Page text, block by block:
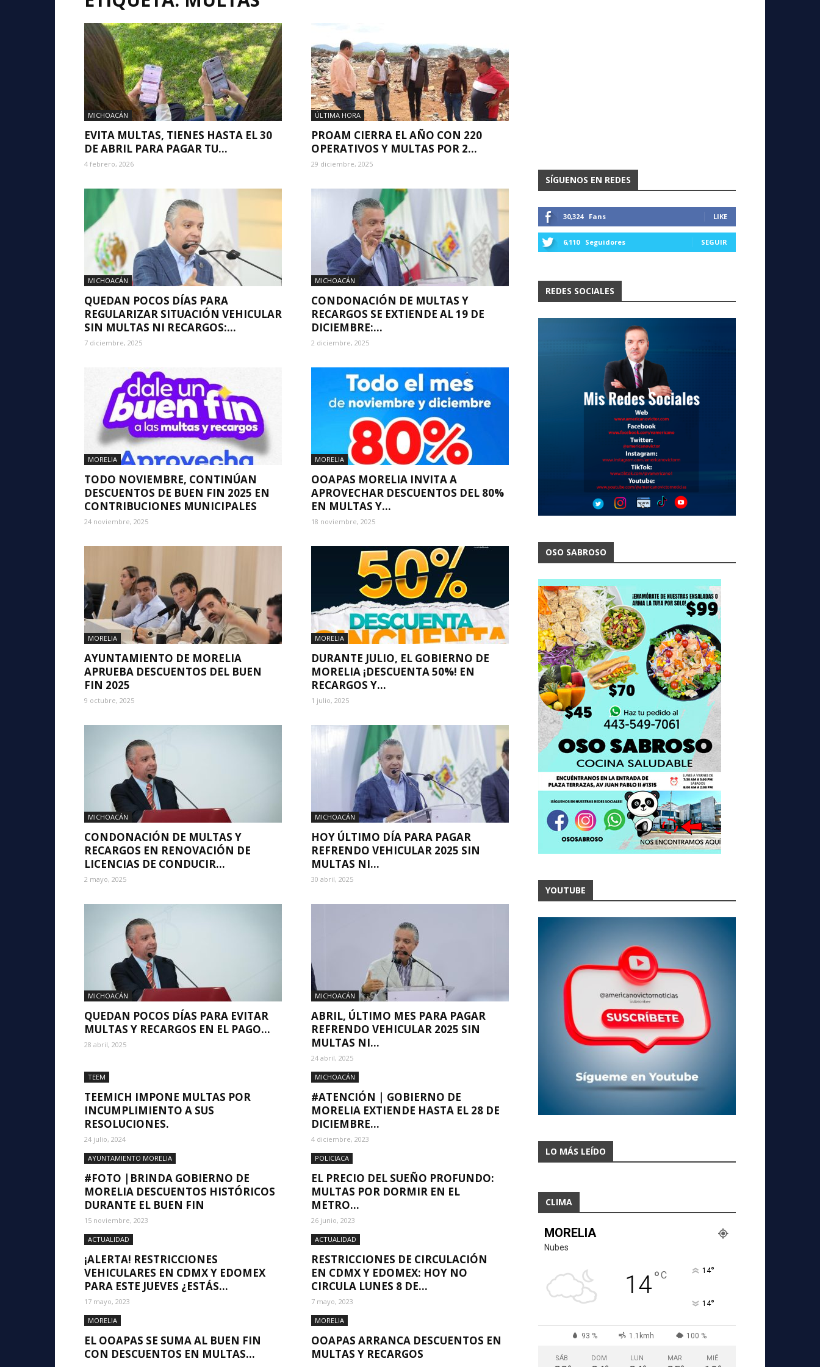
MICHOACÁN
EVITA MULTAS, TIENES HASTA EL 30
DE ABRIL PARA PAGAR TU...
4 febrero, 2026
ÚLTIMA HORA
PROAM CIERRA EL AÑO CON 220
OPERATIVOS Y MULTAS POR 2...
29 diciembre, 2025
MICHOACÁN
QUEDAN POCOS DÍAS PARA
REGULARIZAR SITUACIÓN VEHICULAR
SIN MULTAS NI RECARGOS:...
7 diciembre, 2025
MICHOACÁN
CONDONACIÓN DE MULTAS Y
RECARGOS SE EXTIENDE AL 19 DE
DICIEMBRE:...
2 diciembre, 2025
MORELIA
TODO NOVIEMBRE, CONTINÚAN
DESCUENTOS DE BUEN FIN 2025 EN
CONTRIBUCIONES MUNICIPALES
24 noviembre, 2025
MORELIA
OOAPAS MORELIA INVITA A
APROVECHAR DESCUENTOS DEL 80%
EN MULTAS Y...
18 noviembre, 2025
MORELIA
AYUNTAMIENTO DE MORELIA
APRUEBA DESCUENTOS DEL BUEN
FIN 2025
9 octubre, 2025
MORELIA
DURANTE JULIO, EL GOBIERNO DE
MORELIA ¡DESCUENTA 50%! EN
RECARGOS Y...
1 julio, 2025
MICHOACÁN
CONDONACIÓN DE MULTAS Y
RECARGOS EN RENOVACIÓN DE
LICENCIAS DE CONDUCIR...
2 mayo, 2025
MICHOACÁN
HOY ÚLTIMO DÍA PARA PAGAR
REFRENDO VEHICULAR 2025 SIN
MULTAS NI...
30 abril, 2025
MICHOACÁN
QUEDAN POCOS DÍAS PARA EVITAR
MULTAS Y RECARGOS EN EL PAGO...
28 abril, 2025
MICHOACÁN
ABRIL, ÚLTIMO MES PARA PAGAR
REFRENDO VEHICULAR 2025 SIN
MULTAS NI...
24 abril, 2025
TEEM
TEEMICH IMPONE MULTAS POR
INCUMPLIMIENTO A SUS
RESOLUCIONES.
24 julio, 2024
MICHOACÁN
#ATENCIÓN | GOBIERNO DE
MORELIA EXTIENDE HASTA EL 28 DE
DICIEMBRE...
4 diciembre, 2023
AYUNTAMIENTO MORELIA
#FOTO |BRINDA GOBIERNO DE
MORELIA DESCUENTOS HISTÓRICOS
DURANTE EL BUEN FIN
15 noviembre, 2023
POLICIACA
EL PRECIO DEL SUEÑO PROFUNDO:
MULTAS POR DORMIR EN EL
METRO...
26 junio, 2023
ACTUALIDAD
¡ALERTA! RESTRICCIONES
VEHICULARES EN CDMX Y EDOMEX
PARA ESTE JUEVES ¿ESTÁS...
17 mayo, 2023
ACTUALIDAD
RESTRICCIONES DE CIRCULACIÓN
EN CDMX Y EDOMEX: HOY NO
CIRCULA LUNES 8 DE...
7 mayo, 2023
MORELIA
EL OOAPAS SE SUMA AL BUEN FIN
CON DESCUENTOS EN MULTAS...
MORELIA
OOAPAS ARRANCA DESCUENTOS EN
MULTAS Y RECARGOS
SÍGUENOS EN REDES
30,324 Fans LIKE
6,110 Seguidores SEGUIR
REDES SOCIALES
OSO SABROSO
YOUTUBE
LO MÁS LEÍDO
CLIMA
MORELIA
Nubes
14°C 14°
14°
93 % 1.1kmh 100 %
SÁB DOM LUN MAR MIÉ